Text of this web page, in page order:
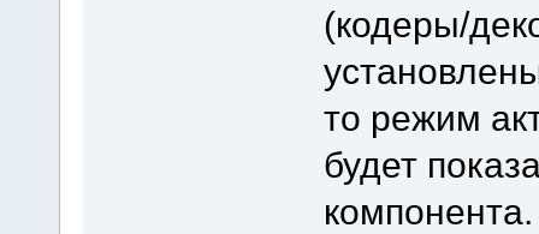
(кодеры/
то режим
будет
компонента.